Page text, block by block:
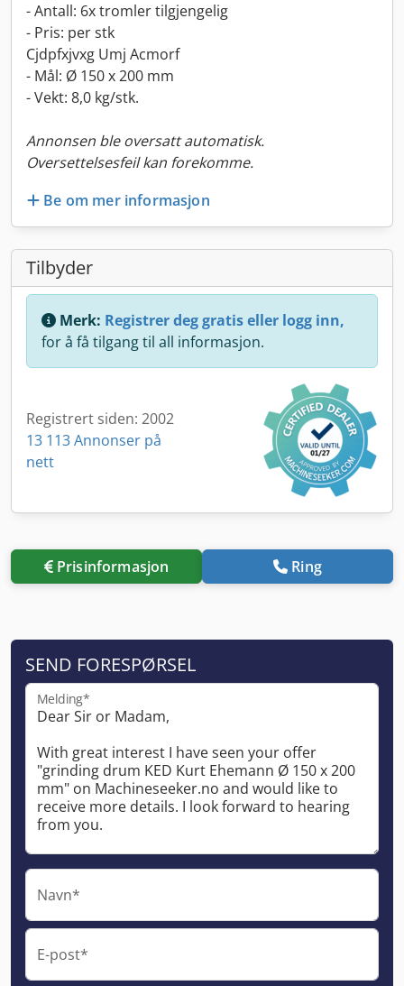
- Antall: 6x tromler tilgjengelig
- Pris: per stk
Cjdpfxjvxg Umj Acmorf
- Mål: Ø 150 x 200 mm
- Vekt: 8,0 kg/stk.
Annonsen ble oversatt automatisk.
Oversettelsesfeil kan forekomme.
Be om mer informasjon
Tilbyder
Merk: Registrer deg gratis eller logg inn,
for å få tilgang til all informasjon.
Registrert siden: 2002
13 113 Annonser på
nett
Prisinformasjon Ring
SEND FORESPØRSEL
Melding*
Navn*
E-post*